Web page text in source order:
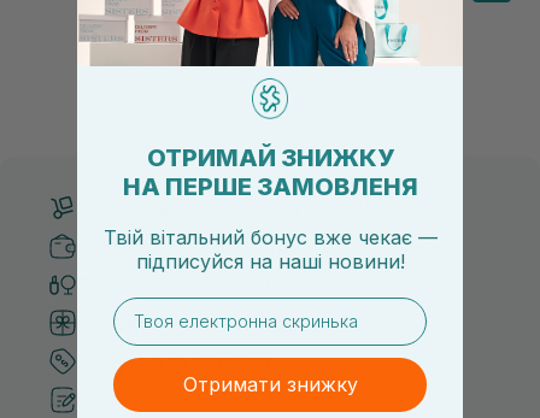
Безпечні способи оплати
Система бонусів та лояльності
Кращі ціни та топ товари
Рекомендації від косметологів
ОТРИМАЙ ЗНИЖКУ
НА ПЕРШЕ ЗАМОВЛЕНЯ
Твій вітальний бонус вже чекає —
підписуйся на наші новини!
email
Отримати знижку